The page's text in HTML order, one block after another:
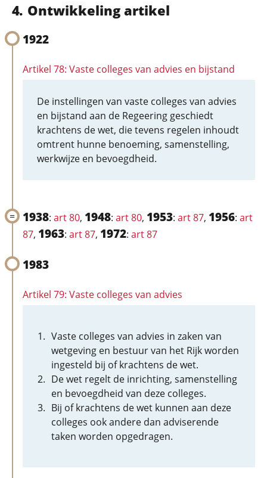
Ontwikkeling artikel
1922
Artikel 78: Vaste colleges van advies en bijstand
De instellingen van vaste colleges van advies
en bijstand aan de Regeering geschiedt
krachtens de wet, die tevens regelen inhoudt
omtrent hunne benoeming, samenstelling,
werkwijze en bevoegdheid.
1938: art 80, 1948: art 80, 1953: art 87, 1956: art
87, 1963: art 87, 1972: art 87
1983
Artikel 79: Vaste colleges van advies
Vaste colleges van advies in zaken van
wetgeving en bestuur van het Rijk worden
ingesteld bij of krachtens de wet.
De wet regelt de inrichting, samenstelling
en bevoegdheid van deze colleges.
Bij of krachtens de wet kunnen aan deze
colleges ook andere dan adviserende
taken worden opgedragen.